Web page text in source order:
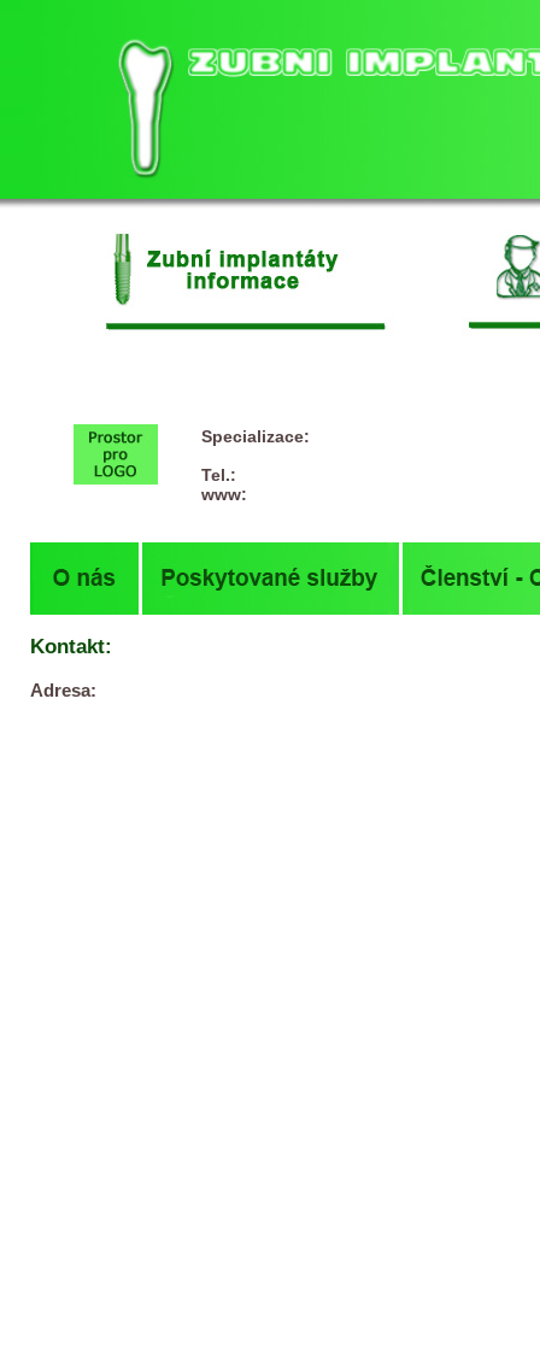
Specializace:
Tel.:
www:
Kontakt:
Adresa: